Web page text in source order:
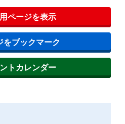
ページを表示
をブックマーク
トカレンダー